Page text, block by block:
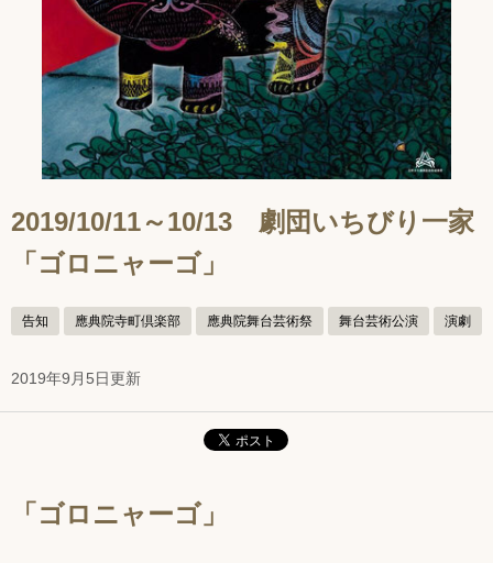
2019/10/11～10/13 劇団いちびり一家
「ゴロニャーゴ」
告知 應典院寺町倶楽部 應典院舞台芸術祭 舞台芸術公演 演劇
2019年9月5日更新
「ゴロニャーゴ」